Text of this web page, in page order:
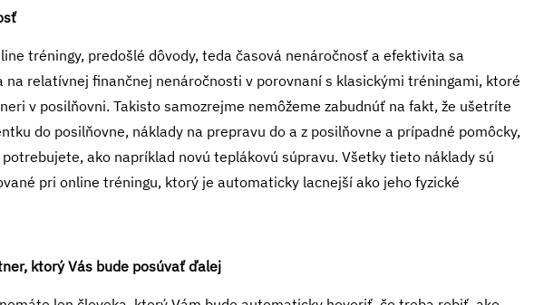
tréningy, predošlé dôvody, teda časová nenáročnosť a efektivita sa
na relatívnej finančnej nenáročnosti v porovnaní s klasickými tréningami, ktoré
v posilňovni. Takisto samozrejme nemôžeme zabudnúť na fakt, že ušetríte
do posilňovne, náklady na prepravu do a z posilňovne a prípadné pomôcky,
ako napríklad novú teplákovú súpravu. Všetky tieto náklady sú
pri online tréningu, ktorý je automaticky lacnejší ako jeho fyzické
ktorý Vás bude posúvať ďalej